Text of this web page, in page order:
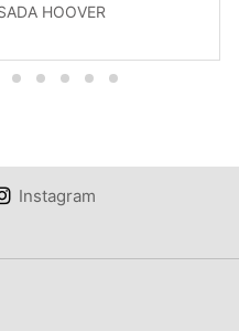
HOOVER
Instagram